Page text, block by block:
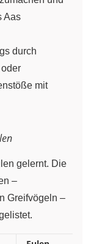
Aas
durch
mit
gelernt. Die
–
Greifvögeln –